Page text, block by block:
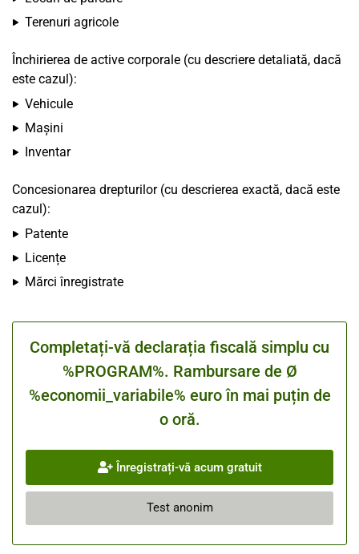
Terenuri agricole
Închirierea de active corporale (cu descriere detaliată, dacă
este cazul):
Vehicule
Mașini
Inventar
Concesionarea drepturilor (cu descrierea exactă, dacă este
cazul):
Patente
Licențe
Mărci înregistrate
Completați-vă declarația fiscală simplu cu
%PROGRAM%. Rambursare de Ø
%economii_variabile% euro în mai puțin de
o oră.
Înregistrați-vă acum gratuit
Test anonim